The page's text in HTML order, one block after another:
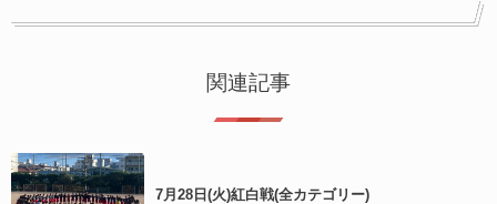
関連記事
7月28日(火)紅白戦(全カテゴリー)